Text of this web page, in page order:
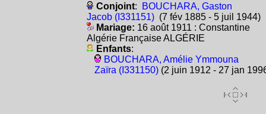
Conjoint:
BOUCHARA, Gaston
Jacob (I331151)(7 fév 1885 - 5 juil 1944)
Mariage: 16 août 1911 : Constantine
Algérie Française ALGÉRIE
Enfants:
BOUCHARA, Amélie Ymmouna
Zaïra (I331150)(2 juin 1912 - 27 jan